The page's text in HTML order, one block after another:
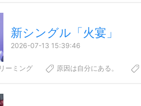
新シングル「火宴」
2026-07-13 15:39:46
ーミング 原因は自分にある。